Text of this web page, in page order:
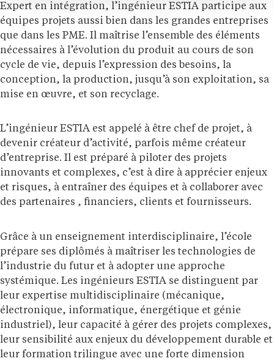
Expert en intégration, l’ingénieur ESTIA participe aux
équipes projets aussi bien dans les grandes entreprises
que dans les PME. Il maîtrise l’ensemble des éléments
nécessaires à l’évolution du produit au cours de son
cycle de vie, depuis l’expression des besoins, la
conception, la production, jusqu’à son exploitation, sa
mise en œuvre, et son recyclage.
L’ingénieur ESTIA est appelé à être chef de projet, à
devenir créateur d’activité, parfois même créateur
d’entreprise. Il est préparé à piloter des projets
innovants et complexes, c’est à dire à apprécier enjeux
et risques, à entraîner des équipes et à collaborer avec
des partenaires , financiers, clients et fournisseurs.
Grâce à un enseignement interdisciplinaire, l’école
prépare ses diplômés à maîtriser les technologies de
l’industrie du futur et à adopter une approche
systémique. Les ingénieurs ESTIA se distinguent par
leur expertise multidisciplinaire (mécanique,
électronique, informatique, énergétique et génie
industriel), leur capacité à gérer des projets complexes,
leur sensibilité aux enjeux du développement durable et
leur formation trilingue avec une forte dimension